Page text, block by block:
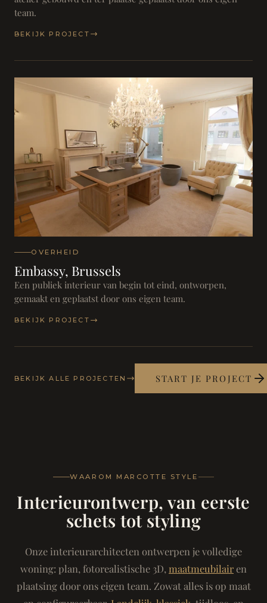
team.
BEKIJK PROJECT
OVERHEID
Embassy, Brussels
Een publiek interieur van begin tot eind, ontworpen,
gemaakt en geplaatst door ons eigen team.
BEKIJK PROJECT
BEKIJK ALLE PROJECTEN START JE PROJECT
WAAROM MARCOTTE STYLE
Interieurontwerp, van eerste
schets tot styling
Onze interieurarchitecten ontwerpen je volledige
woning: plan, fotorealistische 3D, maatmeubilairen
plaatsing door ons eigen team. Zowat alles is op maat